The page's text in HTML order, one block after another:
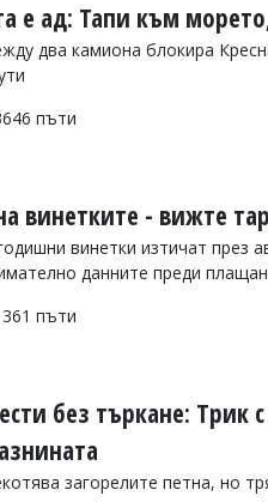
е ад: Тапи към
два камиона блокира
пъти
винетките - вижте
винетки изтичат през
данните преди
пъти
без търкане: Трик
загорелите петна, но